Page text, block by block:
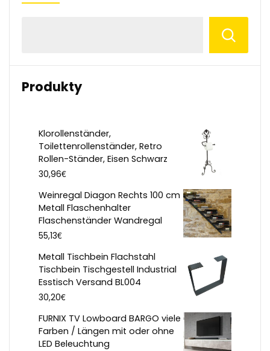
Produkty
Klorollenständer,
Toilettenrollenständer, Retro
Rollen-Ständer, Eisen Schwarz
30,96€
Weinregal Diagon Rechts 100 cm
Metall Flaschenhalter
Flaschenständer Wandregal
55,13€
Metall Tischbein Flachstahl
Tischbein Tischgestell Industrial
Esstisch Versand BL004
30,20€
FURNIX TV Lowboard BARGO viele
Farben / Längen mit oder ohne
LED Beleuchtung